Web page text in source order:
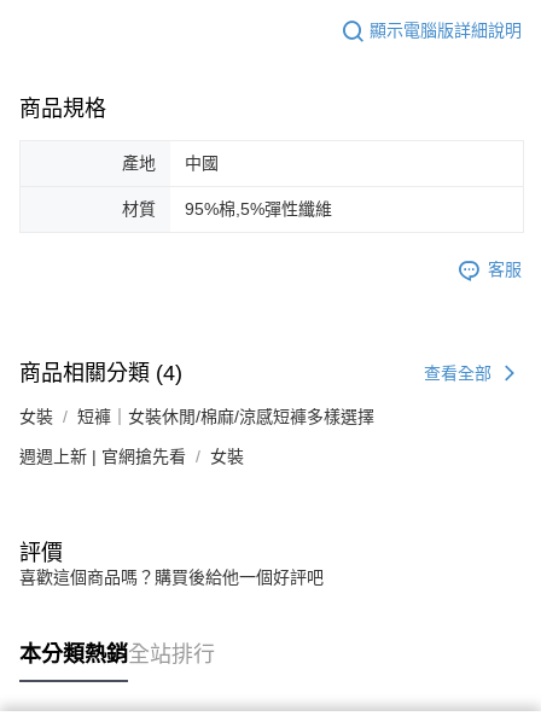
顯示電腦版詳細說明
商品規格
產地 中國
材質 95%棉,5%彈性纖維
客服
商品相關分類 (4) 查看全部
女裝 短褲｜女裝休閒/棉麻/涼感短褲多樣選擇
週週上新 | 官網搶先看 女裝
評價
喜歡這個商品嗎？購買後給他一個好評吧
本分類熱銷全站排行